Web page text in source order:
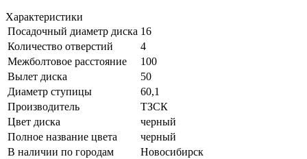
Характеристики
Посадочный диаметр диска 16
Количество отверстий
4
Межболтовое расстояние
100
Вылет диска
50
Диаметр ступицы
60,1
Производитель
ТЗСК
Цвет диска
черный
Полное название цвета
черный
В наличии по городам
Новосибирск